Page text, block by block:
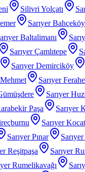
Silivri Yolçatı
Sarıyer
Baltalimanı
Sarıyer Çamlıtepe
Sarıyer Demirciköy
Sarıyer
Sarıyer
Paşa
Sarıyer
Sarıyer
Sarıyer Pınar
Reşitpaşa Sarıyer
Rumelikavağı